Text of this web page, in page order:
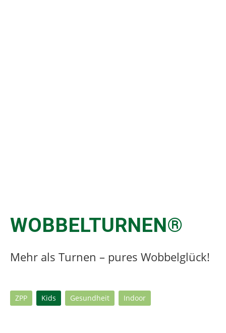
WOBBELTURNEN®
Mehr als Turnen – pures Wobbelglück!
ZPP Kids Gesundheit Indoor